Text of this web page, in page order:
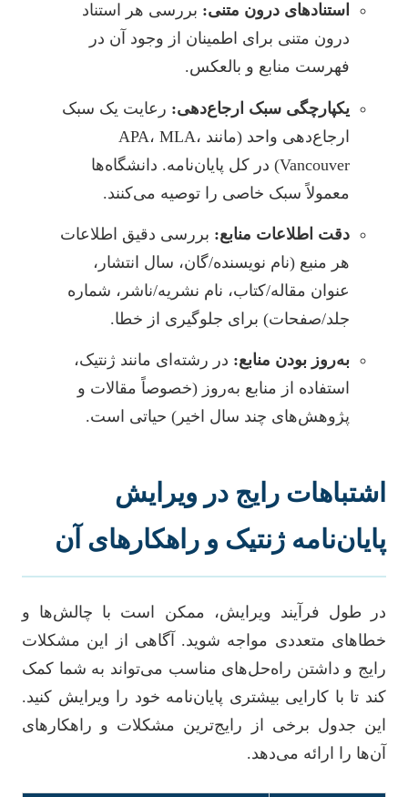
استنادهای درون متنی:بررسی هر استناد
درون متنی برای اطمینان از وجود آن در
فهرست منابع و بالعکس.
یکپارچگی سبک ارجاع‌دهی:رعایت یک سبک
ارجاع‌دهی واحد (مانند APA، MLA،
Vancouver) در کل پایان‌نامه. دانشگاه‌ها
معمولاً سبک خاصی را توصیه می‌کنند.
دقت اطلاعات منابع:بررسی دقیق اطلاعات
هر منبع (نام نویسنده/گان، سال انتشار،
عنوان مقاله/کتاب، نام نشریه/ناشر، شماره
جلد/صفحات) برای جلوگیری از خطا.
به‌روز بودن منابع:در رشته‌ای مانند ژنتیک،
استفاده از منابع به‌روز (خصوصاً مقالات و
پژوهش‌های چند سال اخیر) حیاتی است.
اشتباهات رایج در ویرایش
پایان‌نامه ژنتیک و راهکارهای آن
در طول فرآیند ویرایش، ممکن است با چالش‌ها و
خطاهای متعددی مواجه شوید. آگاهی از این مشکلات
رایج و داشتن راه‌حل‌های مناسب می‌تواند به شما کمک
کند تا با کارایی بیشتری پایان‌نامه خود را ویرایش کنید.
این جدول برخی از رایج‌ترین مشکلات و راهکارهای
آن‌ها را ارائه می‌دهد.